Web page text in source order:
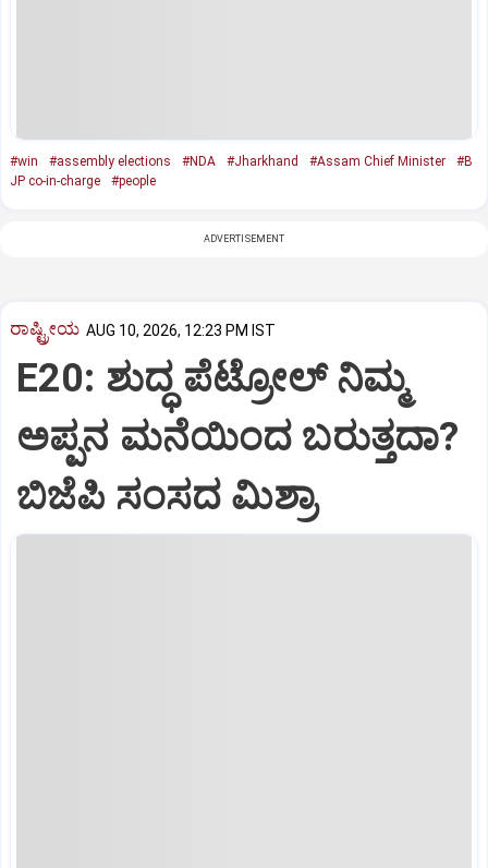
#win #assembly elections #NDA #Jharkhand #Assam Chief Minister
#B
JP co-in-charge
#people
ADVERTISEMENT
ರಾಷ್ಟ್ರೀಯ AUG 10, 2026, 12:23 PM IST
E20: ಶುದ್ಧ ಪೆಟ್ರೋಲ್ ನಿಮ್ಮ
ಅಪ್ಪನ ಮನೆಯಿಂದ ಬರುತ್ತದಾ?
ಬಿಜೆಪಿ ಸಂಸದ ಮಿಶ್ರಾ